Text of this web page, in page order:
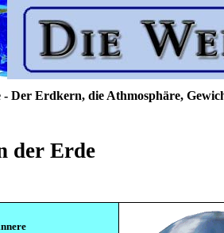
- Der Erdkern, die Athmosphäre,
der Erde